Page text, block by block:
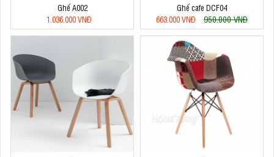
Ghế A002
1.036.000 VNĐ
Ghế cafe DCF04
663.000 VNĐ
950.000 VNĐ